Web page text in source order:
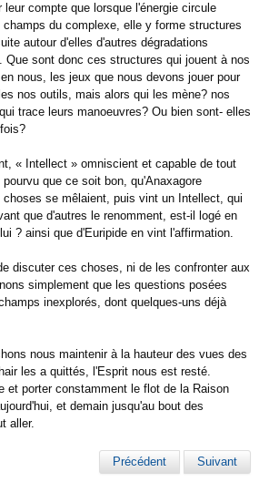
compte que lorsque l'énergie circule
du complexe, elle y forme structures
autour d'elles d'autres dégradations
Que sont donc ces structures qui jouent à nos
nous, les jeux que nous devons jouer pour
nos outils, mais alors qui les mène? nos
trace leurs manoeuvres? Ou bien sont- elles
« Intellect » omniscient et capable de tout
que ce soit bon, qu'Anaxagore
se mêlaient, puis vint un Intellect, qui
que d'autres le renomment, est-il logé en
? ainsi que d'Euripide en vint l'affirmation.
discuter ces choses, ni de les confronter aux
simplement que les questions posées
inexplorés, dont quelques-uns déjà
nous maintenir à la hauteur des vues des
les a quittés, l'Esprit nous est resté.
et porter constamment le flot de la Raison
et demain jusqu'au bout des
aller.
Précédent Suivant